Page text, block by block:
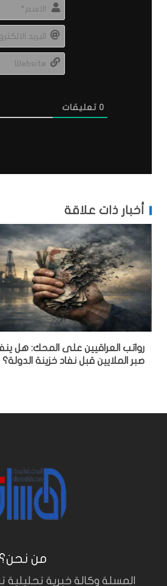
0 تعليقات
أخبار ذات علاقة
رواتب العراقيين على المحك: هل
صبر الملايين قبل نفاد خزينة الدولة؟
من نحن؟
المسلة وكالة خبرية تحليلية